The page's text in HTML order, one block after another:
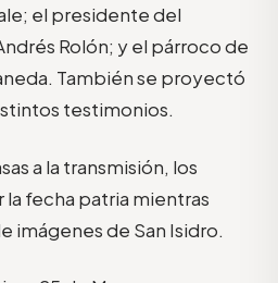
el presidente del
Rolón; y el párroco de
También se proyectó
testimonios.
a la transmisión, los
fecha patria mientras
imágenes de San Isidro.